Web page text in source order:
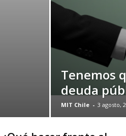
Tenemos
deuda
MIT Chile - 3 agosto,